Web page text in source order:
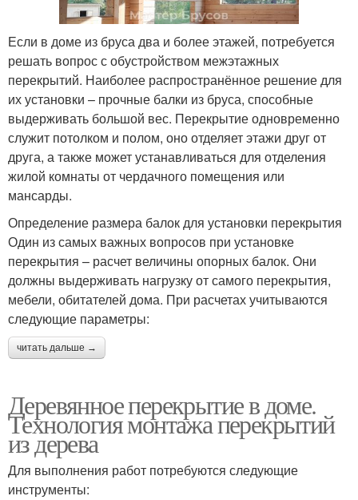
Если в доме из бруса два и более этажей, потребуется
решать вопрос с обустройством межэтажных
перекрытий. Наиболее распространённое решение для
их установки – прочные балки из бруса, способные
выдерживать большой вес. Перекрытие одновременно
служит потолком и полом, оно отделяет этажи друг от
друга, а также может устанавливаться для отделения
жилой комнаты от чердачного помещения или
мансарды.
Определение размера балок для установки перекрытия
Один из самых важных вопросов при установке
перекрытия – расчет величины опорных балок. Они
должны выдерживать нагрузку от самого перекрытия,
мебели, обитателей дома. При расчетах учитываются
следующие параметры:
читать дальше →
Деревянное перекрытие в доме.
Технология монтажа перекрытий
из дерева
Для выполнения работ потребуются следующие
инструменты: